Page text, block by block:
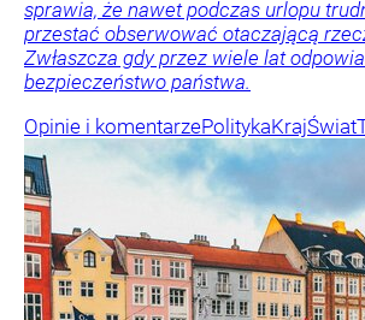
sprawia, że nawet podczas urlopu
przestać obserwować otaczającą
Zwłaszcza gdy przez wiele lat
bezpieczeństwo państwa.
Opinie i komentarzePolitykaKrajŚwiat